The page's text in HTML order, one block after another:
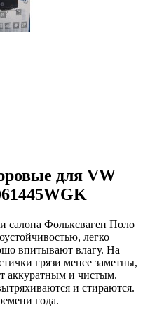
для VW
салона Фольксваген Поло
легко
впитывают влагу. На
грязи менее заметны,
аккуратным и чистым.
и стираются.
года.